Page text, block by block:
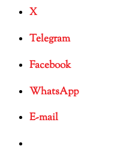
X
Telegram
Facebook
WhatsApp
E-mail